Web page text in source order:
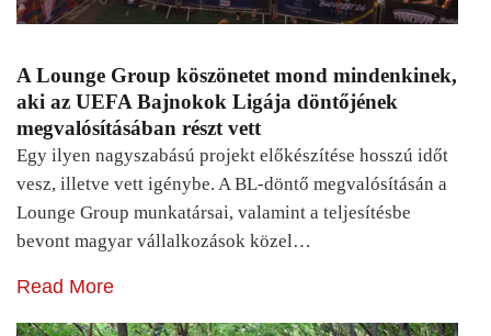
A Lounge Group köszönetet mond mindenkinek,
aki az UEFA Bajnokok Ligája döntőjének
megvalósításában részt vett
Egy ilyen nagyszabású projekt előkészítése hosszú időt
vesz, illetve vett igénybe. A BL-döntő megvalósításán a
Lounge Group munkatársai, valamint a teljesítésbe
bevont magyar vállalkozások közel…
Read More